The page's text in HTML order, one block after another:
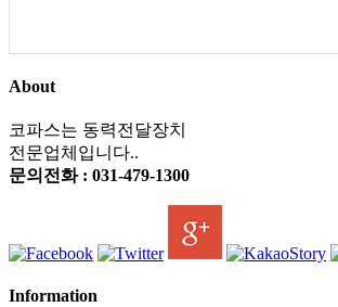
About
코파스는 동력전달장치
전문업체입니다..
문의전화 : 031-479-1300
Information